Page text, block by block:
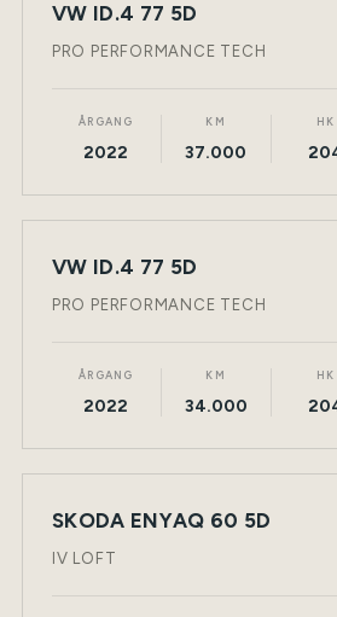
NY BIL
VW ID.4 77 5D
PRO PERFORMANCE TECH
ÅRGANG
2022
KM
37.000
HK
NY BIL
VW ID.4 77 5D
PRO PERFORMANCE TECH
ÅRGANG
2022
KM
34.000
HK
NY BIL
SKODA ENYAQ 60 5D
IV LOFT